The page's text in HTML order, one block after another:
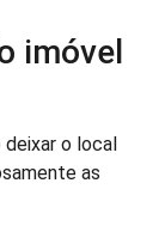
imóvel
deixar o local
as